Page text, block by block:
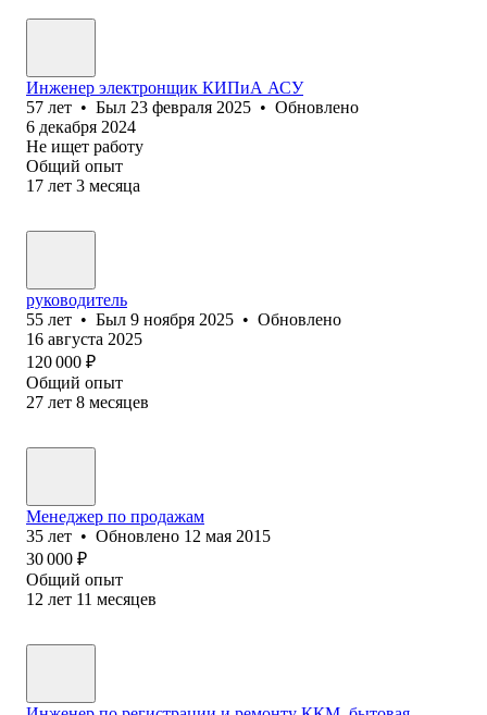
Инженер электронщик КИПиА АСУ
57 лет • Был 23 февраля 2025 • Обновлено
6 декабря 2024
Не ищет работу
Общий опыт
17 лет 3 месяца
руководитель
55 лет • Был 9 ноября 2025 • Обновлено
16 августа 2025
120 000 ₽
Общий опыт
27 лет 8 месяцев
Менеджер по продажам
35 лет • Обновлено 12 мая 2015
30 000 ₽
Общий опыт
12 лет 11 месяцев